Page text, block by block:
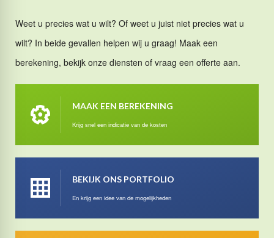
Weet u precies wat u wilt? Of weet u juist niet precies wat u
wilt? In beide gevallen helpen wij u graag! Maak een
berekening, bekijk onze diensten of vraag een offerte aan.
MAAK EEN BEREKENING
Krijg snel een indicatie van de kosten
BEKIJK ONS PORTFOLIO
En krijg een idee van de mogelijkheden